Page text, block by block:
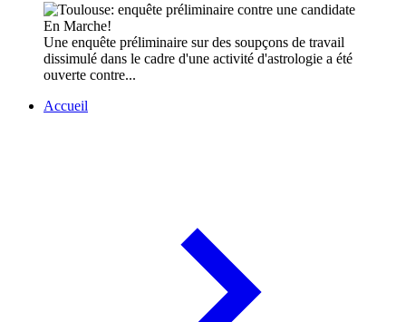
Une enquête préliminaire sur des soupçons de travail
dissimulé dans le cadre d'une activité d'astrologie a été
ouverte contre...
Accueil